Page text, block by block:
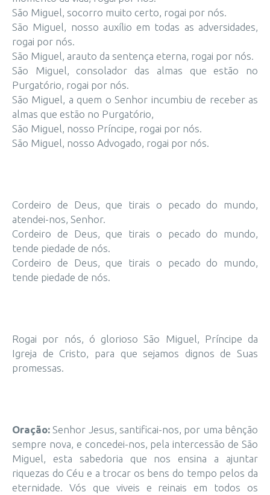
São Miguel, socorro muito certo, rogai por nós.
São Miguel, nosso auxílio em todas as adversidades,
rogai por nós.
São Miguel, arauto da sentença eterna, rogai por nós.
São Miguel, consolador das almas que estão no
Purgatório, rogai por nós.
São Miguel, a quem o Senhor incumbiu de receber as
almas que estão no Purgatório,
São Miguel, nosso Príncipe, rogai por nós.
São Miguel, nosso Advogado, rogai por nós.
Cordeiro de Deus, que tirais o pecado do mundo,
atendei-nos, Senhor.
Cordeiro de Deus, que tirais o pecado do mundo,
tende piedade de nós.
Cordeiro de Deus, que tirais o pecado do mundo,
tende piedade de nós.
Rogai por nós, ó glorioso São Miguel, Príncipe da
Igreja de Cristo, para que sejamos dignos de Suas
promessas.
Oração: Senhor Jesus, santificai-nos, por uma bênção
sempre nova, e concedei-nos, pela intercessão de São
Miguel, esta sabedoria que nos ensina a ajuntar
riquezas do Céu e a trocar os bens do tempo pelos da
eternidade. Vós que viveis e reinais em todos os